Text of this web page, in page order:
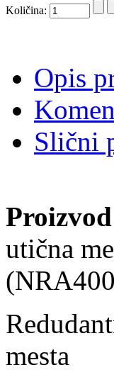
Količina:
Opis
Slični
utična
mesta